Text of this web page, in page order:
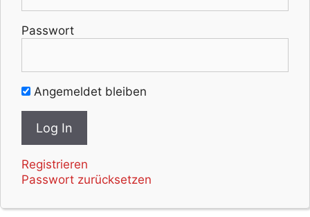
Passwort
Angemeldet bleiben
Registrieren
Passwort zurücksetzen